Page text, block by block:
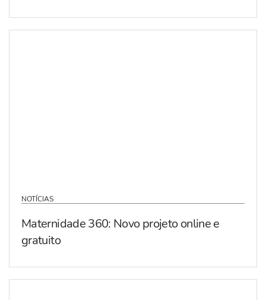
NOTÍCIAS
Maternidade 360: Novo projeto online e
gratuito